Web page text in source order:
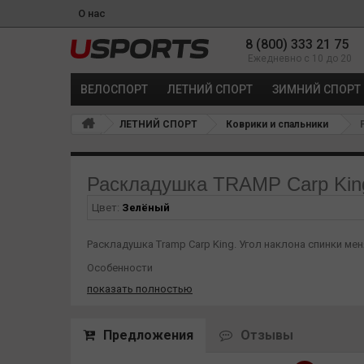
О нас
8 (800) 333 21 75
Ежедневно с 10 до 20
ВЕЛОСПОРТ ЛЕТНИЙ СПОРТ ЗИМНИЙ СПОРТ
ЛЕТНИЙ СПОРТ Коврики и спальники
Раскладушка TRAMP Carp
Цвет: Зелёный
Раскладушка Tramp Carp King. Угол наклона спинки
Особенности
Неопреновый подголовник
Регулируемые ножки
показать полностью
Предложения Отзывы